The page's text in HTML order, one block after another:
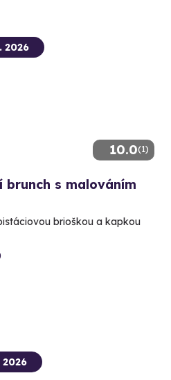
10.0(1)
2026
brunch s malováním
brioškou a kapkou